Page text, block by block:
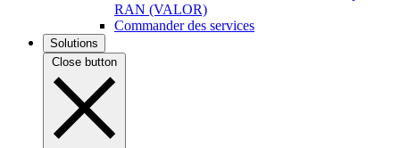
RAN (VALOR)
Commander des services
Solutions
Close button